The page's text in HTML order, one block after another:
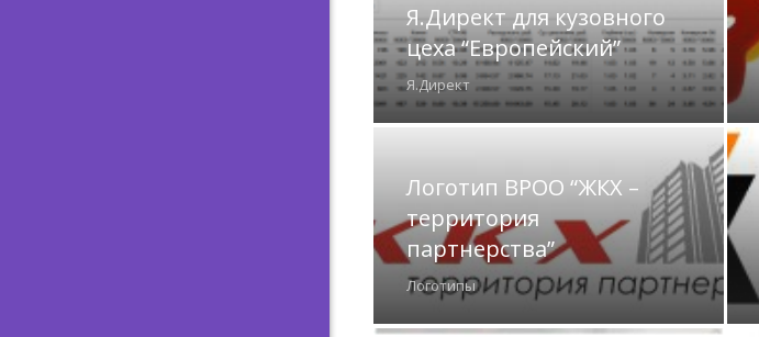
Я.Директ для кузовного
цеха “Европейский”
Я.Директ
Логотип ВРОО “ЖКХ –
территория
партнерства”
Логотипы